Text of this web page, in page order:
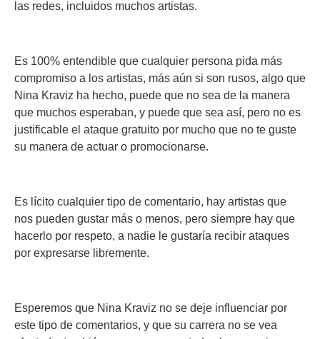
las redes, incluidos muchos artistas.
Es 100% entendible que cualquier persona pida más
compromiso a los artistas, más aún si son rusos, algo que
Nina Kraviz ha hecho, puede que no sea de la manera
que muchos esperaban, y puede que sea así, pero no es
justificable el ataque gratuito por mucho que no te guste
su manera de actuar o promocionarse.
Es lícito cualquier tipo de comentario, hay artistas que
nos pueden gustar más o menos, pero siempre hay que
hacerlo por respeto, a nadie le gustaría recibir ataques
por expresarse libremente.
Esperemos que Nina Kraviz no se deje influenciar por
este tipo de comentarios, y que su carrera no se vea